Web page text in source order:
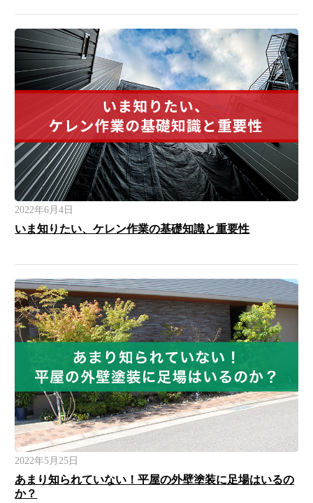
2022年6月4日
いま知りたい、ケレン作業の基礎知識と重要性
2022年5月25日
あまり知られていない！平屋の外壁塗装に足場はいるの
か？